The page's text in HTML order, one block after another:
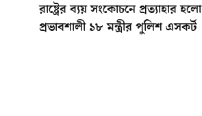
রাষ্ট্রের ব্যয় সংকোচনে প্রত্যাহার হলো
প্রভাবশালী ১৮ মন্ত্রীর পুলিশ এসকর্ট